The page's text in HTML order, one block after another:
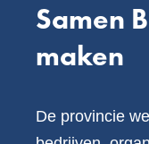
Samen
maken
De provincie